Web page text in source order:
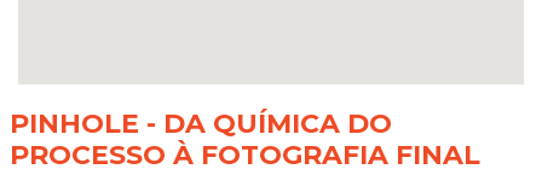
PINHOLE - DA QUÍMICA DO
PROCESSO À FOTOGRAFIA FINAL